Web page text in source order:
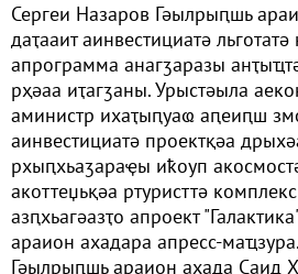
Сергеи Назаров Гәылрыԥшь
даҭааит аинвестициатә
апрограмма анагӡаразы
рҳәаа иҭагӡаны. Урыстәыла
аминистр ихаҭыԥуаҩ аԥеиԥш
аинвестициатә проектқәа
рхыԥхьаӡараҿы иҟоуп
акоттеџьқәа ртуристтә
азԥхьагәазҭо апроект
араион ахадара апресс-
Гәылрыԥшь араион ахада Саид